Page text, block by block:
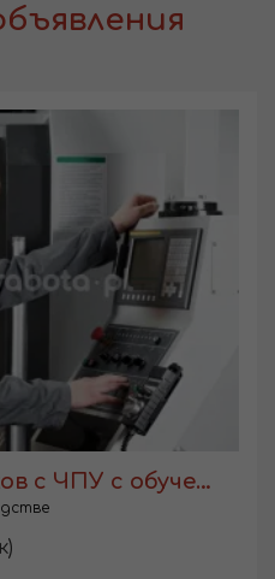
Оператор станков с ЧПУ с обучением